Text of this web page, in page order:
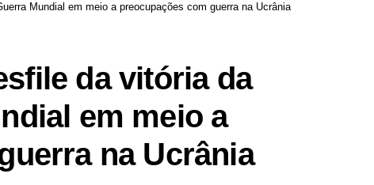
Mundial em meio a preocupações com guerra na Ucrânia
da vitória da
em meio a
na Ucrânia